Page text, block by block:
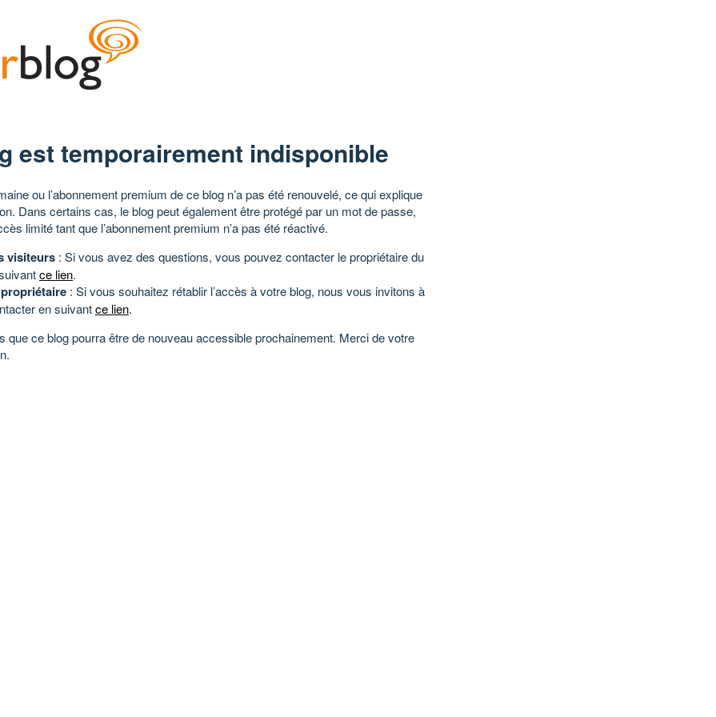
est temporairement indisponible
ou l’abonnement premium de ce blog n’a pas été renouvelé, ce qui explique
Dans certains cas, le blog peut également être protégé par un mot de passe,
limité tant que l’abonnement premium n’a pas été réactivé.
visiteurs : Si vous avez des questions, vous pouvez contacter le propriétaire du
ce lien.
: Si vous souhaitez rétablir l’accès à votre blog, nous vous invitons à
en suivantce lien.
que ce blog pourra être de nouveau accessible prochainement. Merci de votre